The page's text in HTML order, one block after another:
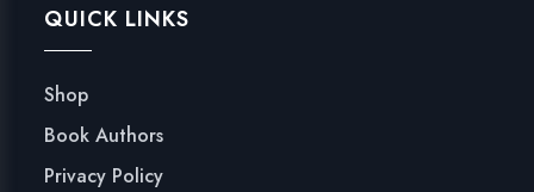
QUICK LINKS
Shop
Book Authors
Privacy Policy